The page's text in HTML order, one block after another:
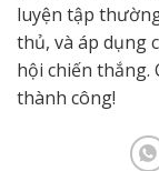
luyện tập
thủ, và áp dụng
hội chiến thắng.
thành công!